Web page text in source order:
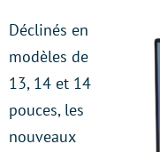
Déclinés en
modèles de
13, 14 et 14
pouces, les
nouveaux